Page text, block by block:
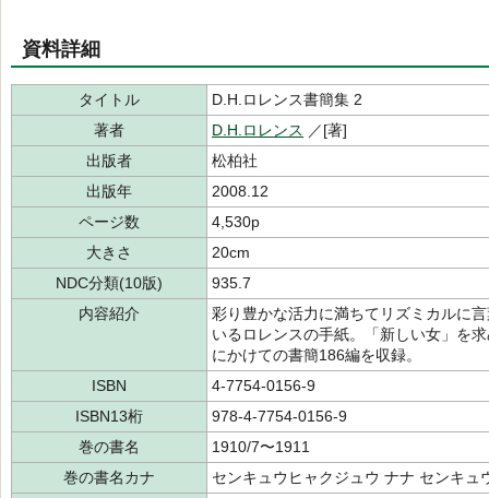
資料詳細
タイトル
D.H.ロレンス書簡集 2
著者
D.H.ロレンス ／[著]
出版者
松柏社
出版年
2008.12
ページ数
4,530p
大きさ
20cm
NDC分類(10版)
935.7
内容紹介
彩り豊かな活力に満ちてリズミカルに
いるロレンスの手紙。「新しい女」を
にかけての書簡186編を収録。
ISBN
4-7754-0156-9
ISBN13桁
978-4-7754-0156-9
巻の書名
1910/7〜1911
巻の書名カナ
センキュウヒャクジュウ ナナ センキュ